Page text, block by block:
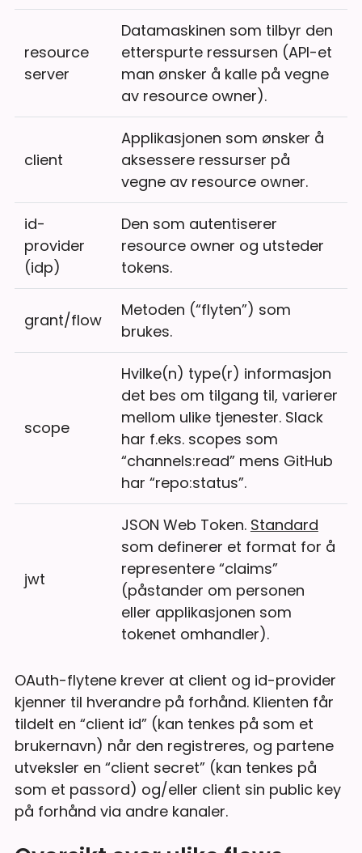
resource
server
Datamaskinen som tilbyr den
etterspurte ressursen (API-et
man ønsker å kalle på vegne
av resource owner).
client
Applikasjonen som ønsker å
aksessere ressurser på
vegne av resource owner.
id-
provider
(idp)
Den som autentiserer
resource owner og utsteder
tokens.
grant/flow
Metoden (“flyten”) som
brukes.
scope
Hvilke(n) type(r) informasjon
det bes om tilgang til, varierer
mellom ulike tjenester. Slack
har f.eks. scopes som
“channels:read” mens GitHub
har “repo:status”.
jwt
JSON Web Token. Standard
som definerer et format for å
representere “claims”
(påstander om personen
eller applikasjonen som
tokenet omhandler).
OAuth-flytene krever at client og id-provider
kjenner til hverandre på forhånd. Klienten får
tildelt en “client id” (kan tenkes på som et
brukernavn) når den registreres, og partene
utveksler en “client secret” (kan tenkes på
som et passord) og/eller client sin public key
på forhånd via andre kanaler.